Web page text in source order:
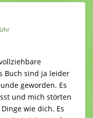
Buch sind ja leider
geworden. Es
und mich störten
wie dich. Es